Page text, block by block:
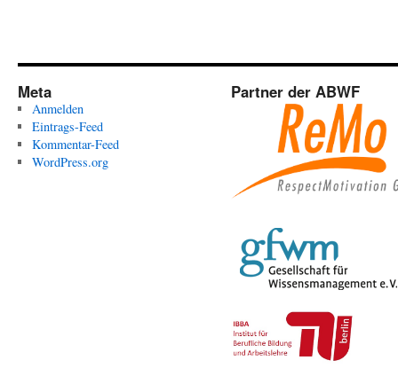
Meta
Anmelden
Eintrags-Feed
Kommentar-Feed
WordPress.org
Partner der ABWF